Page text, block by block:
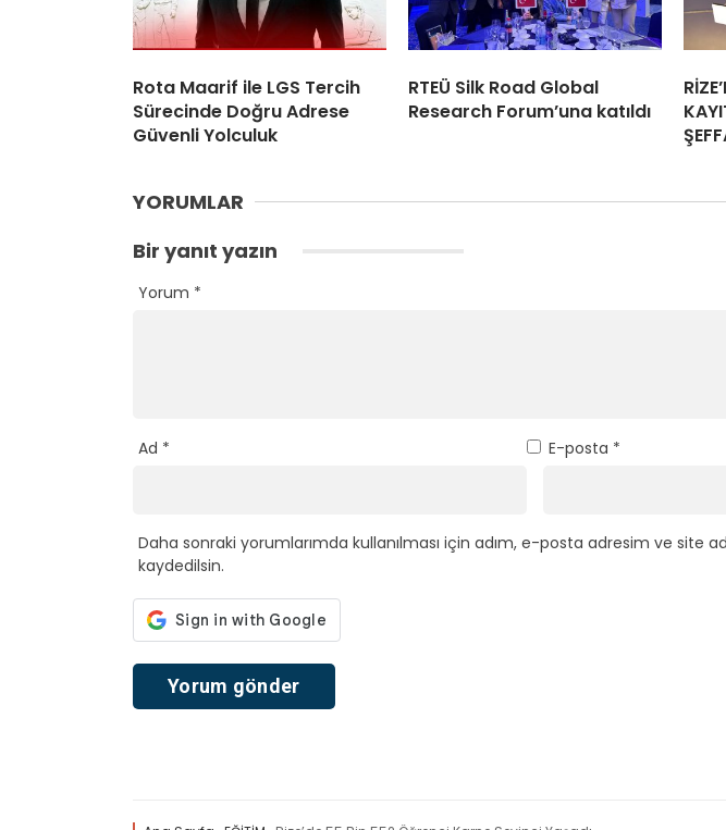
Rota Maarif ile LGS Tercih
Sürecinde Doğru Adrese
Güvenli Yolculuk
RTEÜ Silk Road Global
Research Forum’una katıldı
YORUMLAR
Bir yanıt yazın
Yorum *
Ad * E-posta *
Daha sonraki yorumlarımda kullanılması için adım, e-posta adresim ve site
kaydedilsin.